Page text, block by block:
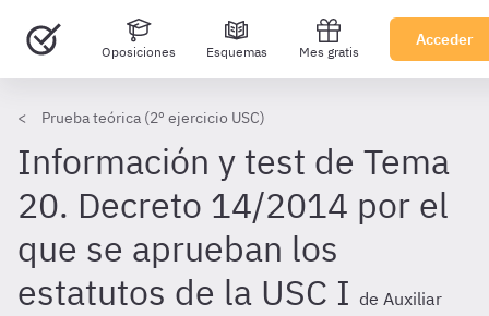
Oposiciones Esquemas Mes gratis
Acceder
Prueba teórica (2º ejercicio USC)
Información y test de Tema
20. Decreto 14/2014 por el
que se aprueban los
estatutos de la USC I de Auxiliar